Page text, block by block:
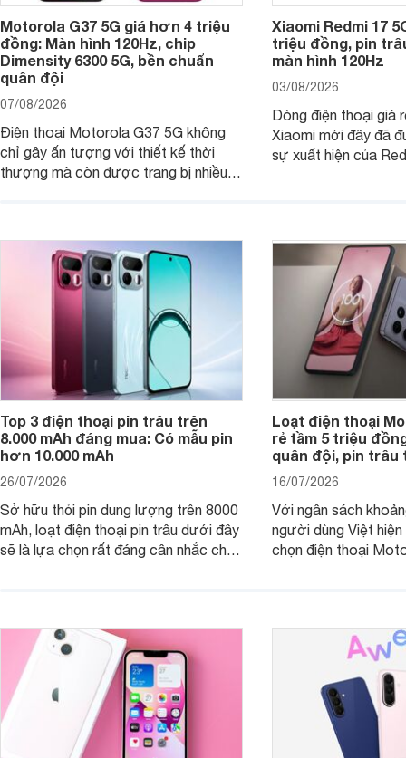
Motorola G37 5G giá hơn 4 triệu
đồng: Màn hình 120Hz, chip
Dimensity 6300 5G, bền chuẩn
quân đội
07/08/2026
Điện thoại Motorola G37 5G không
chỉ gây ấn tượng với thiết kế thời
thượng mà còn được trang bị nhiều
Xiaomi Redmi 17
triệu đồng, pin
màn hình 120Hz
03/08/2026
Dòng điện thoại giá
Xiaomi mới đây đã
sự xuất hiện của
Top 3 điện thoại pin trâu trên
8.000 mAh đáng mua: Có mẫu pin
hơn 10.000 mAh
26/07/2026
Sở hữu thỏi pin dung lượng trên 8000
mAh, loạt điện thoại pin trâu dưới đây
sẽ là lựa chọn rất đáng cân nhắc cho
Loạt điện thoại
rẻ tầm 5 triệu
quân đội, pin trâu
16/07/2026
Với ngân sách
người dùng Việt
chọn điện thoại